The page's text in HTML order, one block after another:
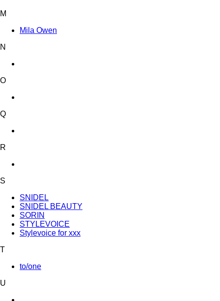
M
Mila Owen
N
O
Q
R
S
SNIDEL
SNIDEL BEAUTY
SORIN
STYLEVOICE
Stylevoice for xxx
T
to/one
U